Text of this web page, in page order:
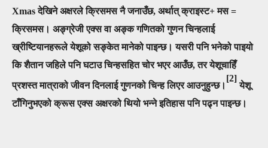
Xmasदेखिने अक्षरले क्रिसमस नै जनाउँछ, अर्थात् क्राइस्ट+मस=
क्रिसमस। अङ्ग्रेजी एक्स वा अङ्क गणितको गुणन चिन्हलाई
ख्रीष्टियानहरूले येशूको सङ्केत मानेको पाइन्छ।यसरी पनि भनेको पाइयो
कि शैतान जहिले पनि घटाउ चिन्हसहित चोर भएर आउँछ, तर येशूचाहिँ
प्रशस्त मात्राको जीवन दिनलाई गुणनको चिन्ह लिएर आउनुहुन्छ।
[2]
येशू
टाँगिनुभएको क्रूस एक्स अक्षरको थियो भन्ने इतिहास पनि पढ्न पाइन्छ।